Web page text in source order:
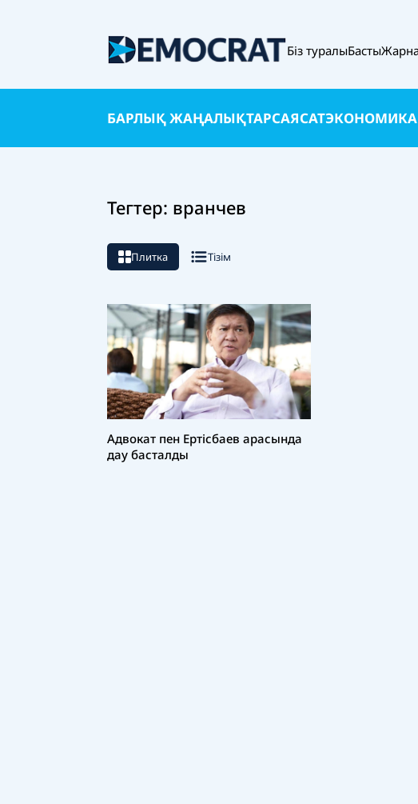
Біз туралыБасты
БАРЛЫҚ ЖАҢАЛЫҚТАРСАЯСАТЭКОНОМИКА
Тегтер: вранчев
Плитка Тізім
Адвокат пен Ертісбаев арасында
дау басталды